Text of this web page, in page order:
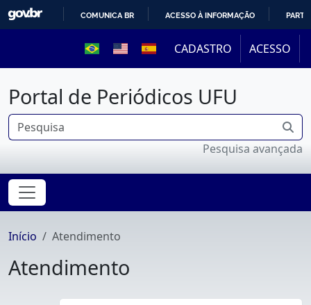
PARA
O
CONTEÚDO
COMUNICA BR ACESSO À INFORMAÇÃO
CADASTRO ACESSO
Portal de Periódicos UFU
Pesquisa avançada
Início Atendimento
Atendimento